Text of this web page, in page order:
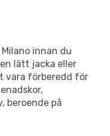
innan du
lätt jacka eller
vara förberedd för
beroende på